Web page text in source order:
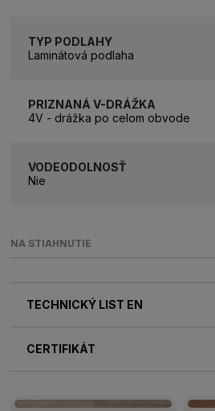
TYP PODLAHY
Laminátová podlaha
PRIZNANÁ V-DRÁŽKA
4V - drážka po celom obvode
VODEODOLNOSŤ
Nie
NA STIAHNUTIE
TECHNICKÝ LIST EN
CERTIFIKÁT